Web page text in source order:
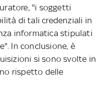
"i soggetti
di tali credenziali in
informatica stipulati
In conclusione, è
si sono svolte in
rispetto delle